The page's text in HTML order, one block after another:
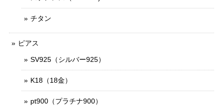
チタン
ピアス
SV925（シルバー925）
K18（18金）
pt900（プラチナ900）